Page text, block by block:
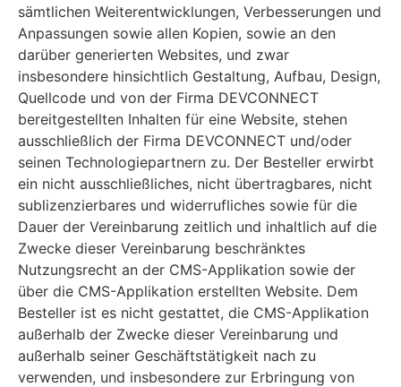
sämtlichen Weiterentwicklungen, Verbesserungen und
Anpassungen sowie allen Kopien, sowie an den
darüber generierten Websites, und zwar
insbesondere hinsichtlich Gestaltung, Aufbau, Design,
Quellcode und von der Firma DEVCONNECT
bereitgestellten Inhalten für eine Website, stehen
ausschließlich der Firma DEVCONNECT und/oder
seinen Technologiepartnern zu. Der Besteller erwirbt
ein nicht ausschließliches, nicht übertragbares, nicht
sublizenzierbares und widerrufliches sowie für die
Dauer der Vereinbarung zeitlich und inhaltlich auf die
Zwecke dieser Vereinbarung beschränktes
Nutzungsrecht an der CMS-Applikation sowie der
über die CMS-Applikation erstellten Website. Dem
Besteller ist es nicht gestattet, die CMS-Applikation
außerhalb der Zwecke dieser Vereinbarung und
außerhalb seiner Geschäftstätigkeit nach zu
verwenden, und insbesondere zur Erbringung von